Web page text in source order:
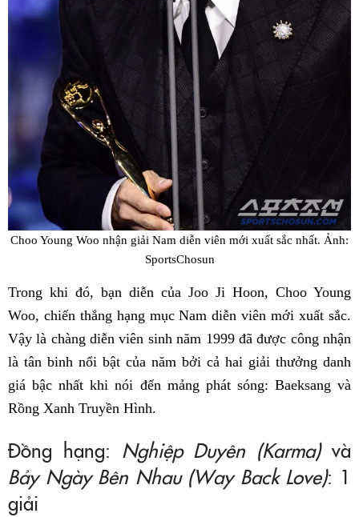
Choo Young Woo nhận giải Nam diễn viên mới xuất sắc nhất. Ảnh:
SportsChosun
Trong khi đó, bạn diễn của Joo Ji Hoon, Choo Young
Woo, chiến thắng hạng mục Nam diễn viên mới xuất sắc.
Vậy là chàng diễn viên sinh năm 1999 đã được công nhận
là tân binh nổi bật của năm bởi cả hai giải thưởng danh
giá bậc nhất khi nói đến mảng phát sóng: Baeksang và
Rồng Xanh Truyền Hình.
Đồng hạng: Nghiệp Duyên (Karma)và
Bảy Ngày Bên Nhau (Way Back Love): 1
giải